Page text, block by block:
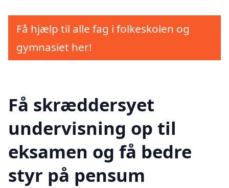
Få hjælp til alle fag i folkeskolen og
gymnasiet her!
Få skræddersyet
undervisning op til
eksamen og få bedre
styr på pensum